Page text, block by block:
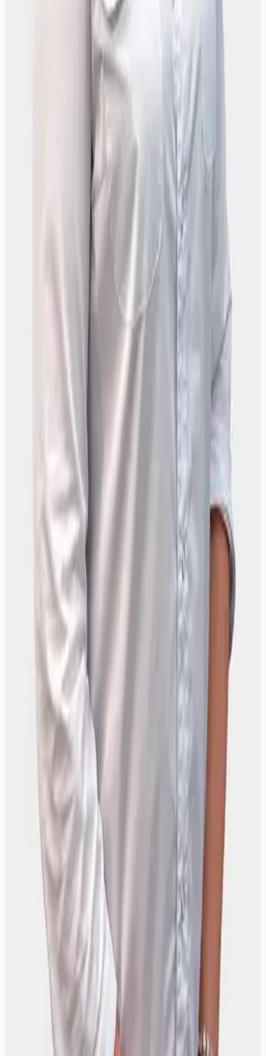
Цитологическое исследование мазков (соскобов)
с поверхности шейки матки (наружного
маточного зева) и цервикального канала -
окрашивание по Папаниколау
все анализы клиники
проведёт осмотр, назначит мазки
Гинеколог разберётся с нарушениями цикла: осмотр, УЗИ
малого таза, анализы и под
Миома и кисты
При подозрении на миому или кисту гинеколог назначит УЗИ
малого таза и определит
Шейка матки
Изменения шейки матки требуют осмотра, цитологии и при
необходимости кольпоскопи
Кольпоскопия
Кольпоскопия - осмотр шейки матки под увеличением.
Назначает гинеколог при измен
УЗИ малого таза - основное исследование при болях, кистах,
миомах и нарушениях ц
Мазки, цитология и другие анализы по назначению
гинеколога - в клинике М53.
Гинекологи клиники М53 в Иркутске: осмотр, диагностика,
В клинике М53 на ул. Байкальская, 129 проводят УЗИ
экспертного класса на 6 аппар